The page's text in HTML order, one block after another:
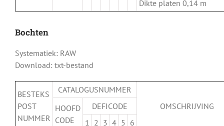
Dikte platen 0,14 m
Bochten
Systematiek: RAW
Download: txt-bestand
BESTEKS
POST
NUMMER
CATALOGUSNUMMER
OMSCHRIJVING
HOOFD
CODE
DEFICODE
1 2 3 4 5 6